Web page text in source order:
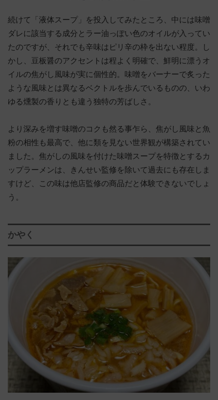
続けて「液体スープ」を投入してみたところ、中には味噌
ダレに該当する成分とラー油っぽい色のオイルが入ってい
たのですが、それでも辛味はピリ辛の枠を出ない程度。し
かし、豆板醤のアクセントは程よく明確で、鮮明に漂うオ
イルの焦がし風味が実に個性的。味噌をバーナーで炙った
ような風味とは異なるベクトルを歩んでいるものの、いわ
ゆる燻製の香りとも違う独特の芳ばしさ。
より深みを増す味噌のコクも然る事乍ら、焦がし風味と魚
粉の相性も最高で、他に類を見ない世界観が構築されてい
ました。焦がしの風味を付けた味噌スープを特徴とするカ
ップラーメンは、きんせい監修を除いて過去にも存在しま
すけど、この味は他店監修の商品だと体験できないでしょ
う。
かやく